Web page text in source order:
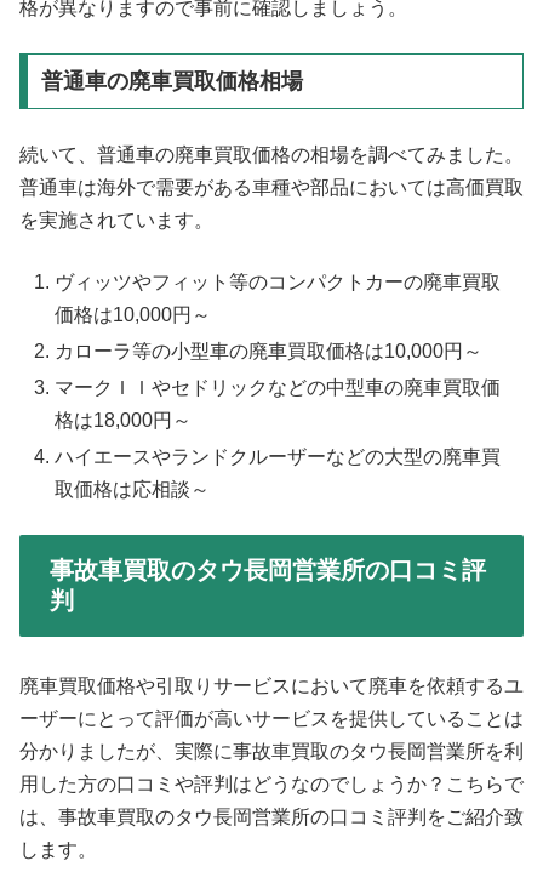
格が異なりますので事前に確認しましょう。
普通車の廃車買取価格相場
続いて、普通車の廃車買取価格の相場を調べてみました。
普通車は海外で需要がある車種や部品においては高価買取
を実施されています。
ヴィッツやフィット等のコンパクトカーの廃車買取
価格は10,000円～
カローラ等の小型車の廃車買取価格は10,000円～
マークＩＩやセドリックなどの中型車の廃車買取価
格は18,000円～
ハイエースやランドクルーザーなどの大型の廃車買
取価格は応相談～
事故車買取のタウ長岡営業所の口コミ評
判
廃車買取価格や引取りサービスにおいて廃車を依頼するユ
ーザーにとって評価が高いサービスを提供していることは
分かりましたが、実際に事故車買取のタウ長岡営業所を利
用した方の口コミや評判はどうなのでしょうか？こちらで
は、事故車買取のタウ長岡営業所の口コミ評判をご紹介致
します。